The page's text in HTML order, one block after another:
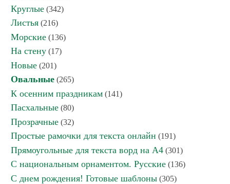
Круглые (342)
Листья (216)
Морские (136)
На стену (17)
Новые (201)
Овальные (265)
К осенним праздникам (141)
Пасхальные (80)
Прозрачные (32)
Простые рамочки для текста онлайн (191)
Прямоугольные для текста ворд на А4 (301)
С национальным орнаментом. Русские (136)
С днем рождения! Готовые шаблоны (305)